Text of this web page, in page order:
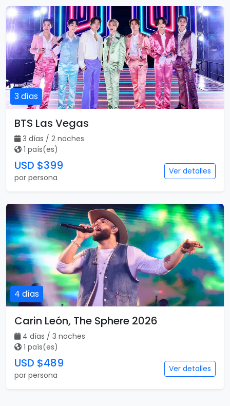
3 días
BTS Las Vegas
3 días / 2 noches
1 país(es)
USD $399
por persona
Ver detalles
4 días
Carin León, The Sphere 2026
4 días / 3 noches
1 país(es)
USD $489
por persona
Ver detalles